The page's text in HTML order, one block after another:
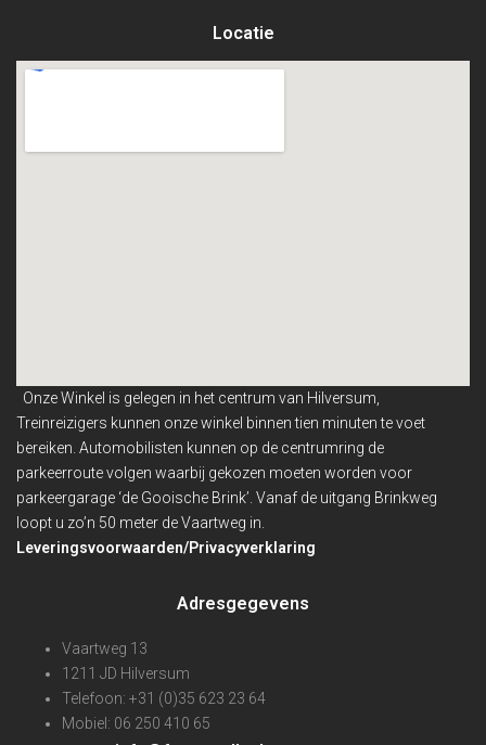
Locatie
Onze Winkel is gelegen in het centrum van Hilversum,
Treinreizigers kunnen onze winkel binnentien minuten te voet
bereiken. Automobilisten kunnen op de centrumring de
parkeerroute volgen waarbij gekozen moeten worden voor
parkeergarage ‘de Gooische Brink’. Vanaf de uitgang Brinkweg
loopt u zo’n 50 meter de Vaartweg in.
Leveringsvoorwaarden/Privacyverklaring
Adresgegevens
Vaartweg 13
1211 JD Hilversum
Telefoon: +31 (0)35 623 23 64
Mobiel: 06 250 410 65